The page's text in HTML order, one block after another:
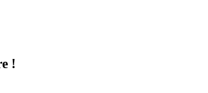
!